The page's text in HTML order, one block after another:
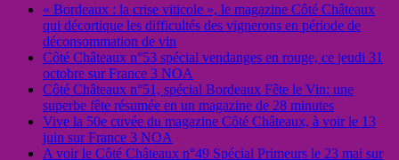
« Bordeaux : la crise viticole », le magazine Côté Châteaux
qui décortique les difficultés des vignerons en période de
déconsommation de vin
Côté Châteaux n°53 spécial vendanges en rouge, ce jeudi 31
octobre sur France 3 NOA
Côté Châteaux n°51, spécial Bordeaux Fête le Vin: une
superbe fête résumée en un magazine de 28 minutes
Vive la 50e cuvée du magazine Côté Châteaux, à voir le 13
juin sur France 3 NOA
A voir le Côté Châteaux n°49 Spécial Primeurs le 23 mai sur